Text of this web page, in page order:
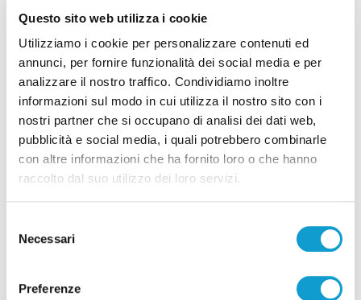
Questo sito web utilizza i cookie
Utilizziamo i cookie per personalizzare contenuti ed
annunci, per fornire funzionalità dei social media e per
analizzare il nostro traffico. Condividiamo inoltre
informazioni sul modo in cui utilizza il nostro sito con i
nostri partner che si occupano di analisi dei dati web,
pubblicità e social media, i quali potrebbero combinarle
con altre informazioni che ha fornito loro o che hanno
raccolto dal suo utilizzo dei loro servizi.
delNecessari
Preferenze